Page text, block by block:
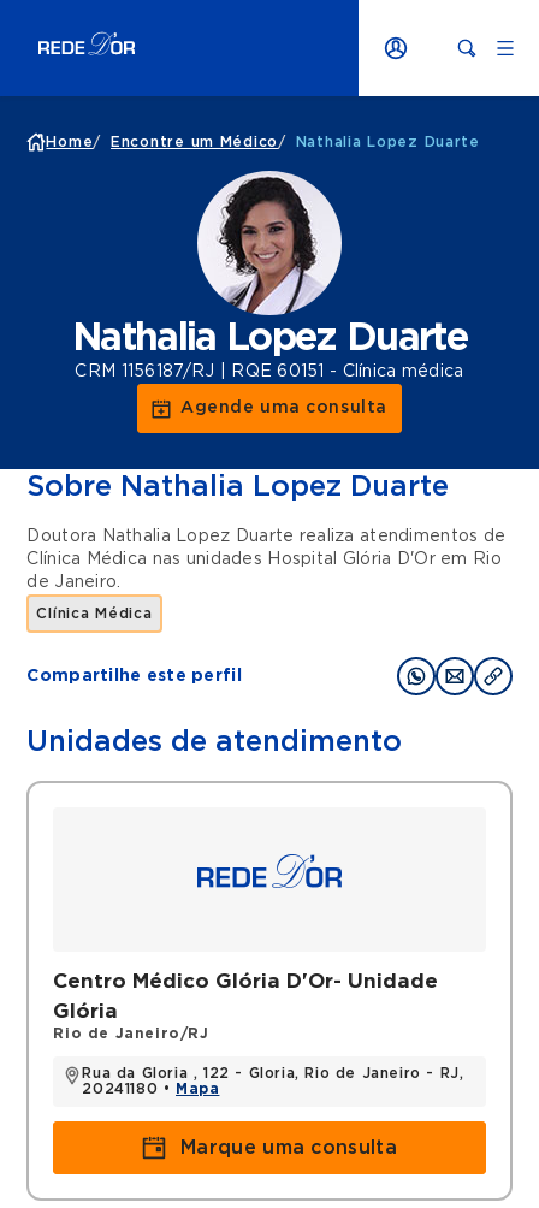
Home/ Encontre um Médico / Nathalia Lopez Duarte
Nathalia Lopez Duarte
CRM 1156187/RJ | RQE 60151 - Clínica médica
Agende uma consulta
Sobre Nathalia Lopez Duarte
Doutora Nathalia Lopez Duarte realiza atendimentos de
Clínica Médica nas unidades Hospital Glória D'Or em
Rio
de Janeiro.
Clínica Médica
Compartilhe este perfil
Unidades de atendimento
Centro Médico Glória D'Or- Unidade
Glória
Rio de Janeiro/RJ
Rua da Gloria , 122 - Gloria, Rio de Janeiro - RJ,
20241180 •
Mapa
Marque uma consulta